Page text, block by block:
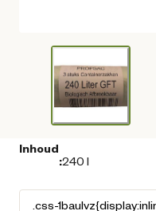
Inhoud
:240 l